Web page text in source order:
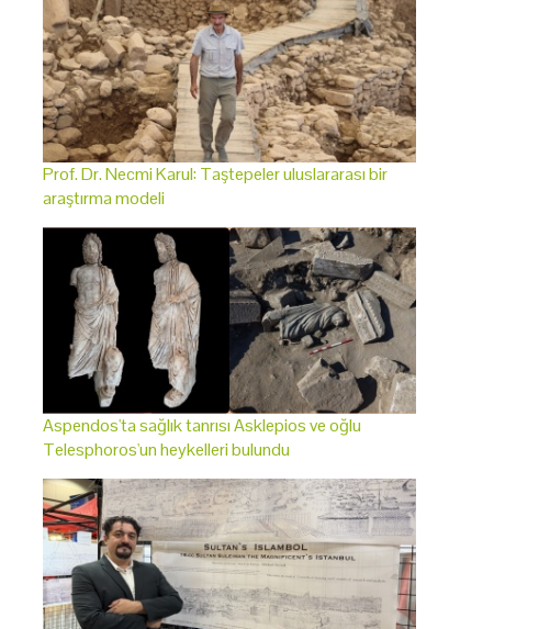
Prof. Dr. Necmi Karul: Taştepeler uluslararası bir
araştırma modeli
Aspendos'ta sağlık tanrısı Asklepios ve oğlu
Telesphoros'un heykelleri bulundu